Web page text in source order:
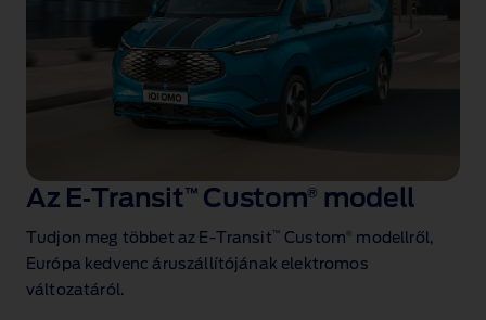
Az E‑Transit™ Custom® modell
Tudjon meg többet az E‑Transit ™ Custom
modellről,
Európa kedvenc áruszállítójának elektromos
változatáról.